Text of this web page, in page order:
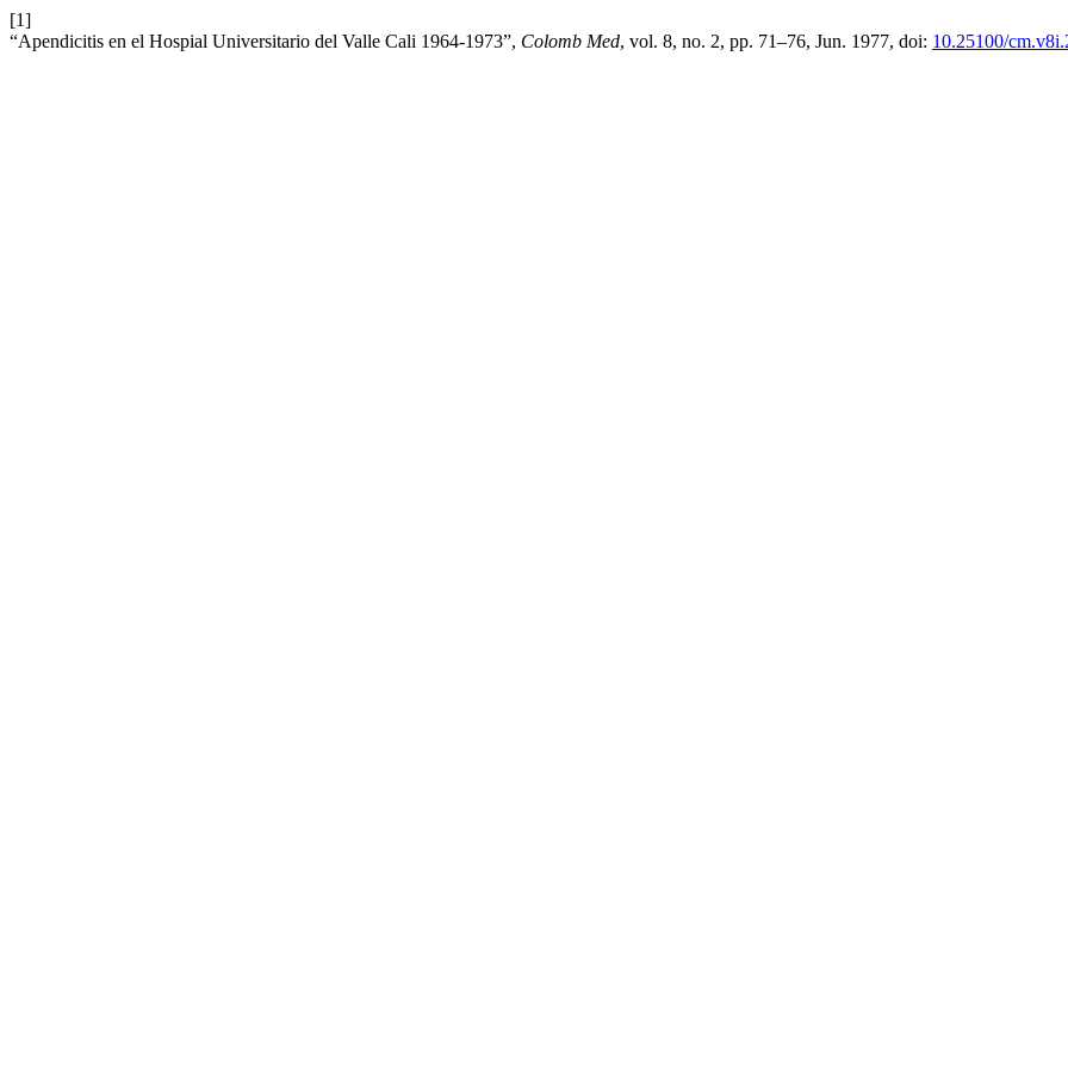
[1]
“Apendicitis en el Hospial Universitario del Valle Cali 1964-1973”, Colomb Med, vol. 8, no. 2, pp. 71–76, Jun. 1977, doi: 10.25100/